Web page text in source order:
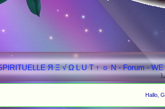
Hallo,